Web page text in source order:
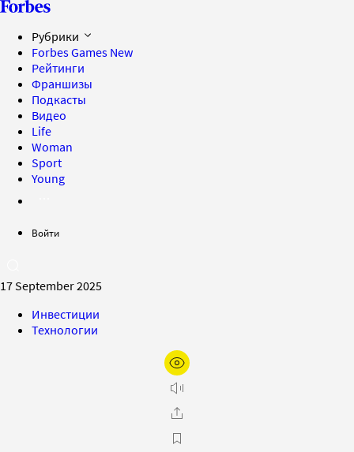
Рубрики
Forbes Games New
Рейтинги
Франшизы
Подкасты
Видео
Life
Woman
Sport
Young
Войти
17 September 2025
Инвестиции
Технологии